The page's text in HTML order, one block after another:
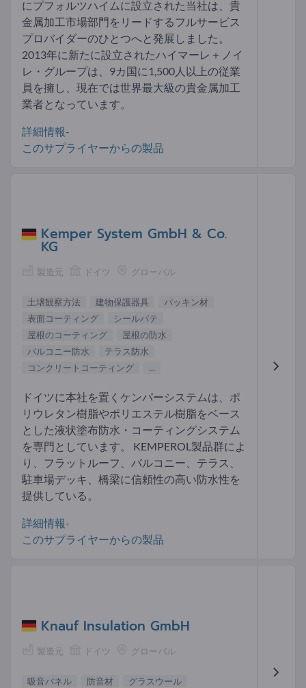
にプフォルツハイムに設立された当社は、貴
金属加工市場部門をリードするフルサービス
プロバイダーのひとつへと発展しました。
2013年に新たに設立されたハイマーレ＋ノイ
レ・グループは、9カ国に1,500人以上の従業
員を擁し、現在では世界最大級の貴金属加工
業者となっています。
詳細情報-
このサプライヤーからの製品
Kemper System GmbH & Co.
KG
製造元 ドイツ グローバル
土壌観察方法 建物保護器具
パッキン材
表面コーティング
シールパテ
屋根のコーティング
屋根の防水
バルコニー防水
テラス防水
コンクリートコーティング
...
ドイツに本社を置くケンパーシステムは、ポ
リウレタン樹脂やポリエステル樹脂をベース
とした液状塗布防水・コーティングシステム
を専門としています。 KEMPEROL製品群によ
り、フラットルーフ、バルコニー、テラス、
駐車場デッキ、橋梁に信頼性の高い防水性を
提供している。
詳細情報-
このサプライヤーからの製品
Knauf Insulation GmbH
製造元 ドイツ グローバル
吸音パネル 防音材
グラスウール